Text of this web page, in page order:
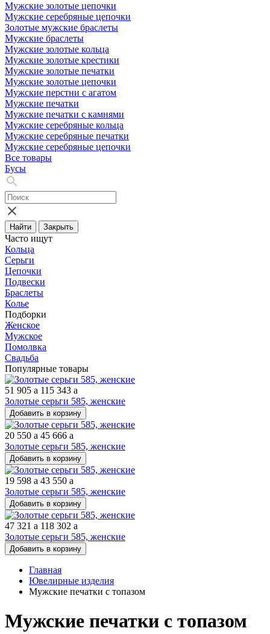
Мужские золотые цепочки
Мужские серебряные цепочки
Золотые мужские браслеты
Мужские браслеты
Мужские золотые кольца
Мужские золотые крестики
Мужские золотые печатки
Мужские золотые цепочки
Мужские перстни с агатом
Мужские печатки
Мужские печатки с камнями
Мужские серебряные кольца
Мужские серебряные печатки
Мужские серебряные цепочки
Все товары
Бусы
Найти Закрыть
Часто ищут
Кольца
Серьги
Цепочки
Подвески
Браслеты
Колье
Подборки
Женское
Мужское
Помолвка
Свадьба
Популярные товары
51 905 a 115 343 a
Золотые серьги 585, женские
Добавить в корзину
20 550 a 45 666 a
Золотые серьги 585, женские
Добавить в корзину
19 598 a 43 550 a
Золотые серьги 585, женские
Добавить в корзину
47 321 a 118 302 a
Золотые серьги 585, женские
Добавить в корзину
Главная
Ювелирные изделия
Мужские печатки с топазом
Мужские печатки с топазом